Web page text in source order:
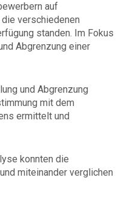
auf
verschiedenen
standen. Im Fokus
Abgrenzung einer
und Abgrenzung
mit dem
ermittelt und
konnten die
miteinander verglichen